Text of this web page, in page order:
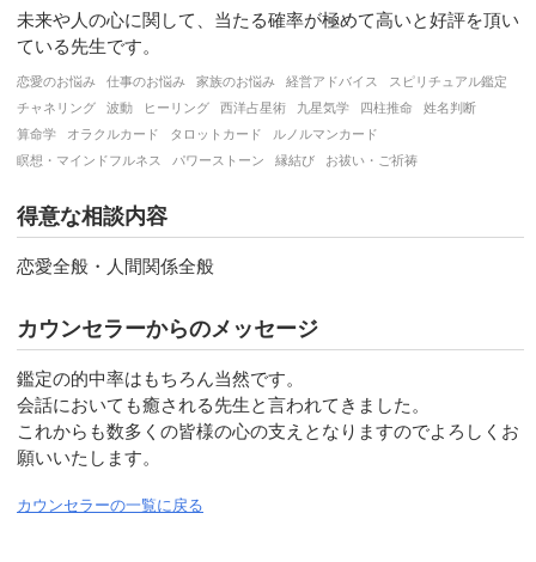
未来や人の心に関して、当たる確率が極めて高いと好評を頂い
ている先生です。
恋愛のお悩み 仕事のお悩み 家族のお悩み 経営アドバイス
スピリチュアル鑑定
チャネリング 波動 ヒーリング 西洋占星術 九星気学 四柱推命
姓名判断
算命学
オラクルカード タロットカード
ルノルマンカード
瞑想・マインドフルネス
パワーストーン 縁結び お祓い・ご祈祷
得意な相談内容
恋愛全般・人間関係全般
カウンセラーからのメッセージ
鑑定の的中率はもちろん当然です。
会話においても癒される先生と言われてきました。
これからも数多くの皆様の心の支えとなりますのでよろしくお
願いいたします。
カウンセラーの一覧に戻る